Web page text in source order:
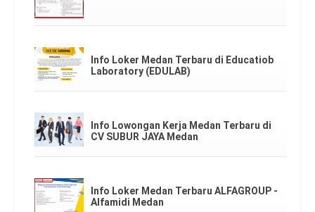
Info Loker Medan Terbaru di Educatiob
Laboratory (EDULAB)
Info Lowongan Kerja Medan Terbaru di
CV SUBUR JAYA Medan
Info Loker Medan Terbaru ALFAGROUP -
Alfamidi Medan